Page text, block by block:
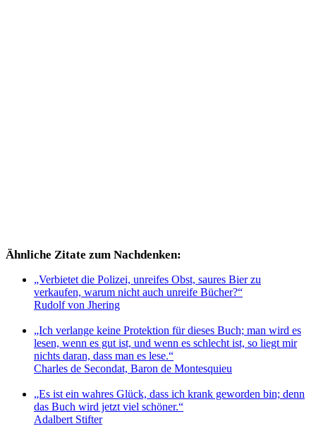
Ähnliche Zitate zum Nachdenken:
„Verbietet die Polizei, unreifes Obst, saures Bier zu
verkaufen, warum nicht auch unreife Bücher?“
Rudolf von Jhering
„Ich verlange keine Protektion für dieses Buch; man wird es
lesen, wenn es gut ist, und wenn es schlecht ist, so liegt mir
nichts daran, dass man es lese.“
Charles de Secondat, Baron de Montesquieu
„Es ist ein wahres Glück, dass ich krank geworden bin; denn
das Buch wird jetzt viel schöner.“
Adalbert Stifter